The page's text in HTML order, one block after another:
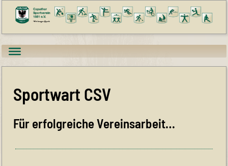
Sportwart CSV
Für erfolgreiche Vereinsarbeit…